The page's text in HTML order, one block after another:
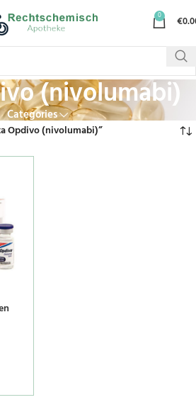
0 €
(nivolumabi)
Categories
Opdivo (nivolumabi)”